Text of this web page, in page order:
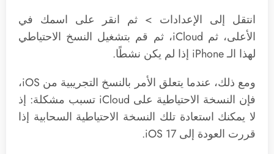
انتقل إلى الإعدادات > ثم انقر على اسمك في
الأعلى، ثم iCloud، ثم قم بتشغيل النسخ الاحتياطي
لهذا الـ iPhone إذا لم يكن نشطًا.
ومع ذلك، عندما يتعلق الأمر بالنسخ التجريبية من iOS،
فإن النسخة الاحتياطية على iCloud تسبب مشكلة: إذ
لا يمكنك استعادة تلك النسخة الاحتياطية السحابية إذا
قررت العودة إلى iOS 17.